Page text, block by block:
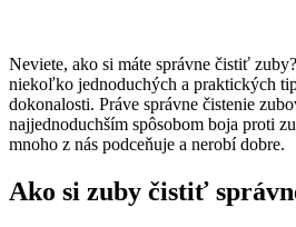
Neviete, ako si máte správne čistiť
niekoľko jednoduchých a praktických
dokonalosti. Práve správne čistenie
najjednoduchším spôsobom boja proti
mnoho z nás podceňuje a nerobí dobre.
Ako si zuby čistiť